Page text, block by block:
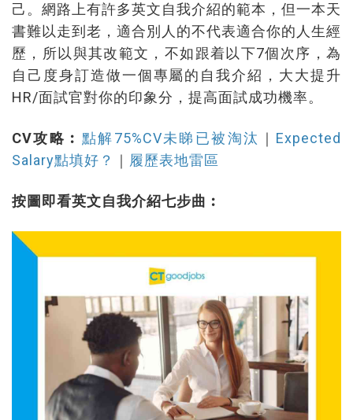
己。網路上有許多英文自我介紹的範本，但一本天
書難以走到老，適合別人的不代表適合你的人生經
歷，所以與其改範文，不如跟着以下7個次序，為
自己度身訂造做一個專屬的自我介紹，大大提升
HR/面試官對你的印象分，提高面試成功機率。
CV攻略︰ 點解75%CV未睇已被淘汰 ｜ Expected
Salary點填好？
｜ 履歷表地雷區
按圖即看英文自我介紹七步曲︰